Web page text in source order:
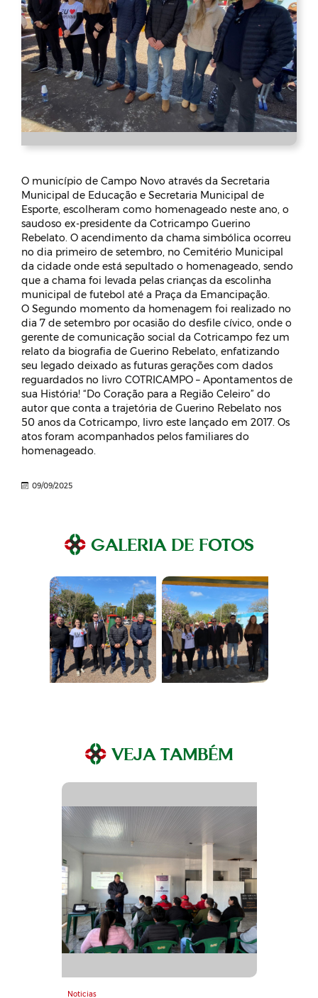
O município de Campo Novo através da Secretaria
Municipal de Educação e Secretaria Municipal de
Esporte, escolheram como homenageado neste ano, o
saudoso ex-presidente da Cotricampo Guerino
Rebelato. O acendimento da chama simbólica ocorreu
no dia primeiro de setembro, no Cemitério Municipal
da cidade onde está sepultado o homenageado, sendo
que a chama foi levada pelas crianças da escolinha
municipal de futebol até a Praça da Emancipação.
O Segundo momento da homenagem foi realizado no
dia 7 de setembro por ocasião do desfile cívico, onde o
gerente de comunicação social da Cotricampo fez um
relato da biografia de Guerino Rebelato, enfatizando
seu legado deixado as futuras gerações com dados
reguardados no livro COTRICAMPO – Apontamentos de
sua História! “Do Coração para a Região Celeiro” do
autor que conta a trajetória de Guerino Rebelato nos
50 anos da Cotricampo, livro este lançado em 2017. Os
atos foram acompanhados pelos familiares do
homenageado.
09/09/2025
GALERIA DE FOTOS
VEJA TAMBÉM
Noticias